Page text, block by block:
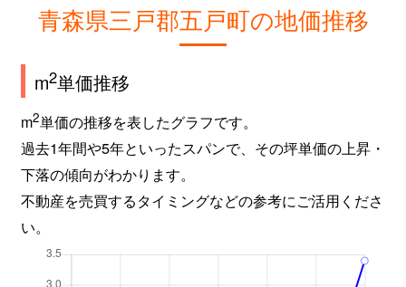
青森県三戸郡五戸町の地価推移
m2単価推移
m2単価の推移を表したグラフです。
過去1年間や5年といったスパンで、その坪単価の上昇・
下落の傾向がわかります。
不動産を売買するタイミングなどの参考にご活用くださ
い。